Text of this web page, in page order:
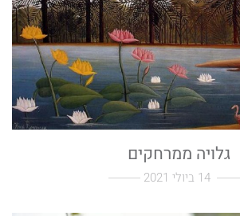
גלויה ממרחקים